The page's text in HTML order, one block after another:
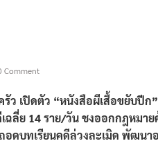
รัว เปิดตัว “หนังสือผีเสื้อขยับปีก
ลี่ย 14 ราย/วัน ชงออกกฎหมาย
อดบทเรียนคดีล่วงละเมิด พัฒน